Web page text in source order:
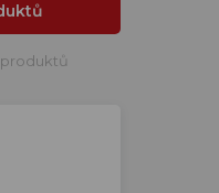
produktů